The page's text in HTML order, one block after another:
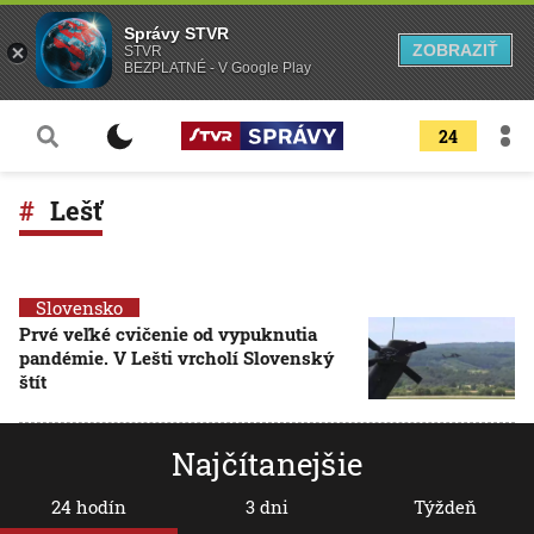
24
Lešť
Slovensko
Prvé veľké cvičenie od vypuknutia
pandémie. V Lešti vrcholí Slovenský
štít
Najčítanejšie
24 hodín 3 dni Týždeň
Správy STVR
STVR
BEZPLATNÉ - V Google Play
ZOBRAZIŤ